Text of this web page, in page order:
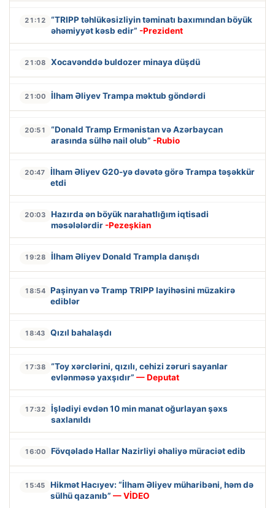
21:12
“TRIPP təhlükəsizliyin təminatı baxımından böyük
əhəmiyyət kəsb edir” -Prezident
21:08 Xocavənddə buldozer minaya düşdü
21:00 İlham Əliyev Trampa məktub göndərdi
20:51
“Donald Tramp Ermənistan və Azərbaycan
arasında sülhə nail olub” -Rubio
20:47
İlham Əliyev G20-yə dəvətə görə Trampa təşəkkür
etdi
20:03
Hazırda ən böyük narahatlığım iqtisadi
məsələlərdir -Pezeşkian
19:28 İlham Əliyev Donald Trampla danışdı
18:54 Paşinyan və Tramp TRIPP layihəsini müzakirə
ediblər
18:43 Qızıl bahalaşdı
17:38
“Toy xərclərini, qızılı, cehizi zəruri sayanlar
evlənməsə yaxşıdır” — Deputat
17:32
İşlədiyi evdən 10 min manat oğurlayan şəxs
saxlanıldı
16:00 Fövqəladə Hallar Nazirliyi əhaliyə müraciət edib
15:45
Hikmət Hacıyev: “İlham Əliyev müharibəni, həm də
sülhü qazanıb” — VİDEO